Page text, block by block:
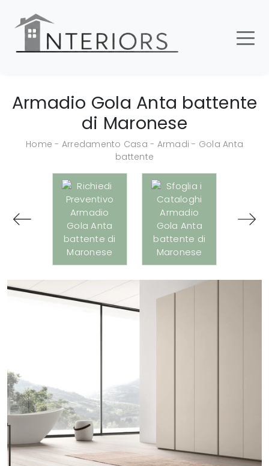
Armadio Gola Anta battente
di Maronese
Home - Arredamento Casa - Armadi - Gola Anta
battente